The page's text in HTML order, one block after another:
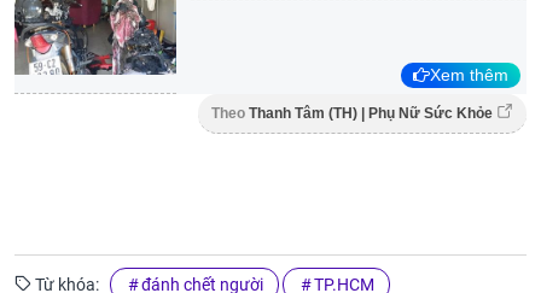
Xem thêm
Theo Thanh Tâm (TH) | Phụ Nữ Sức Khỏe
Từ khóa: đánh chết người TP.HCM